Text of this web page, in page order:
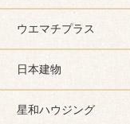
ウエマチプラス
日本建物
星和ハウジング